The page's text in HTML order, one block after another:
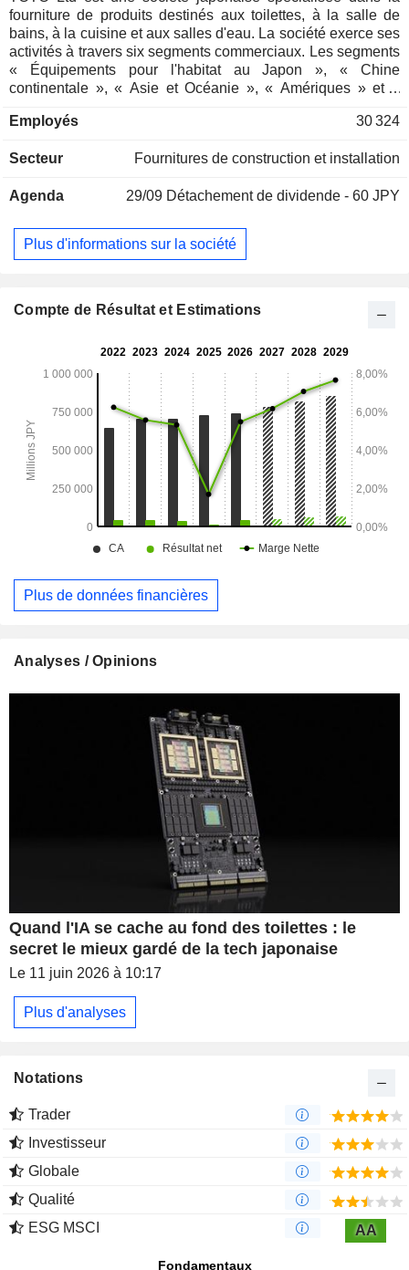
fourniture de produits destinés aux toilettes, à la salle de
bains, à la cuisine et aux salles d'eau. La société exerce ses
activités à travers six segments commerciaux. Les segments
« Équipements pour l'habitat au Japon », « Chine
continentale », « Asie et Océanie », « Amériques » et «
d'appareils sanitaires, de sièges de toilettes chauffants, de
lavabos, de robinets, de chauffe-eau électriques, de mains
robinets, de sièges pour toilettes à assise, de pièces
plastique et de plans de travail en marbre, entre autres. La
Société fournit des services après-vente, tels que des
traitance d’équipements pour l’habitat. Le segment «
Employés 30 324
Secteur Fournitures de construction et installation
Agenda 29/09 Détachement de dividende - 60 JPY
Plus d'informations sur la société
Compte de Résultat et Estimations
Plus de données financières
Analyses / Opinions
Quand l'IA se cache au fond des toilettes : le
secret le mieux gardé de la tech japonaise
Le 11 juin 2026 à 10:17
Plus d'analyses
Notations
Trader
Investisseur
Globale
Qualité
ESG MSCI
AA